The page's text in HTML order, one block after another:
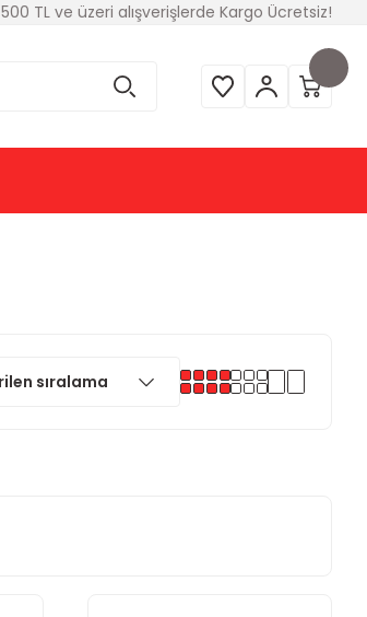
500 TL ve üzeri alışverişlerde Kargo Ücretsiz!